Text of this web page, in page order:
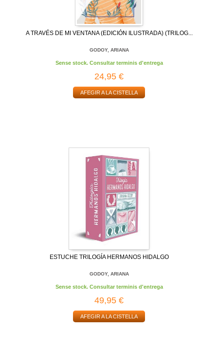
A TRAVÉS DE MI VENTANA (EDICIÓN ILUSTRADA) (TRILOG...
GODOY, ARIANA
Sense stock. Consultar terminis d'entrega
24,95 €
AFEGIR A LA CISTELLA
ESTUCHE TRILOGÍA HERMANOS HIDALGO
GODOY, ARIANA
Sense stock. Consultar terminis d'entrega
49,95 €
AFEGIR A LA CISTELLA